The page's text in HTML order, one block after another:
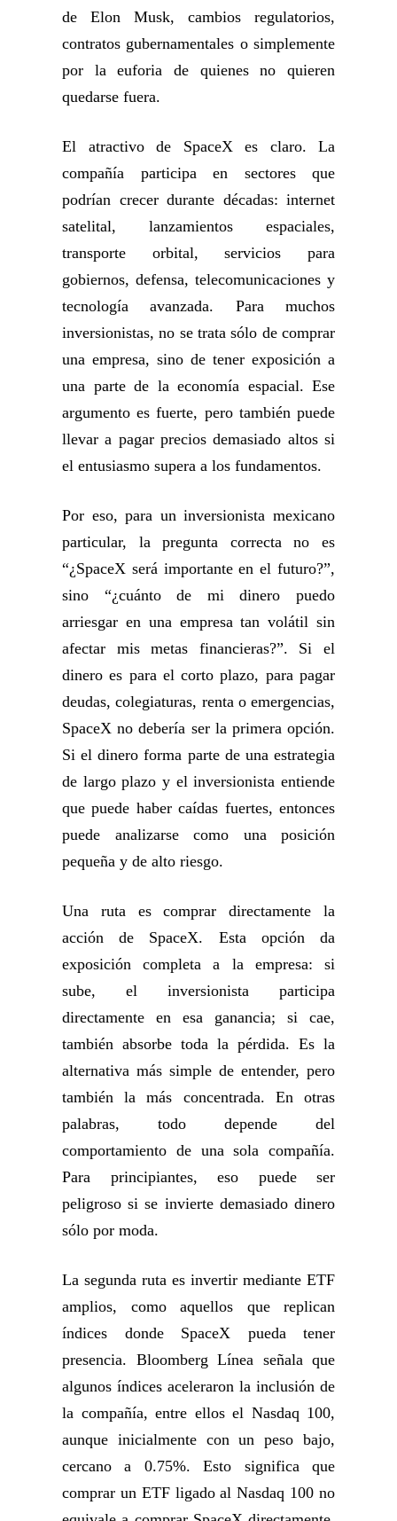
de Elon Musk, cambios regulatorios,
contratos gubernamentales o simplemente
por la euforia de quienes no quieren
quedarse fuera.
El atractivo de SpaceX es claro. La
compañía participa en sectores que
podrían crecer durante décadas: internet
satelital, lanzamientos espaciales,
transporte orbital, servicios para
gobiernos, defensa, telecomunicaciones y
tecnología avanzada. Para muchos
inversionistas, no se trata sólo de comprar
una empresa, sino de tener exposición a
una parte de la economía espacial. Ese
argumento es fuerte, pero también puede
llevar a pagar precios demasiado altos si
el entusiasmo supera a los fundamentos.
Por eso, para un inversionista mexicano
particular, la pregunta correcta no es
“¿SpaceX será importante en el futuro?”,
sino “¿cuánto de mi dinero puedo
arriesgar en una empresa tan volátil sin
afectar mis metas financieras?”. Si el
dinero es para el corto plazo, para pagar
deudas, colegiaturas, renta o emergencias,
SpaceX no debería ser la primera opción.
Si el dinero forma parte de una estrategia
de largo plazo y el inversionista entiende
que puede haber caídas fuertes, entonces
puede analizarse como una posición
pequeña y de alto riesgo.
Una ruta es comprar directamente la
acción de SpaceX. Esta opción da
exposición completa a la empresa: si
sube, el inversionista participa
directamente en esa ganancia; si cae,
también absorbe toda la pérdida. Es la
alternativa más simple de entender, pero
también la más concentrada. En otras
palabras, todo depende del
comportamiento de una sola compañía.
Para principiantes, eso puede ser
peligroso si se invierte demasiado dinero
sólo por moda.
La segunda ruta es invertir mediante ETF
amplios, como aquellos que replican
índices donde SpaceX pueda tener
presencia. Bloomberg Línea señala que
algunos índices aceleraron la inclusión de
la compañía, entre ellos el Nasdaq 100,
aunque inicialmente con un peso bajo,
cercano a 0.75%. Esto significa que
comprar un ETF ligado al Nasdaq 100 no